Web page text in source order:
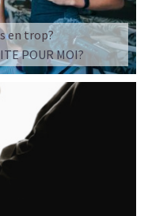
en trop?
POUR MOI?